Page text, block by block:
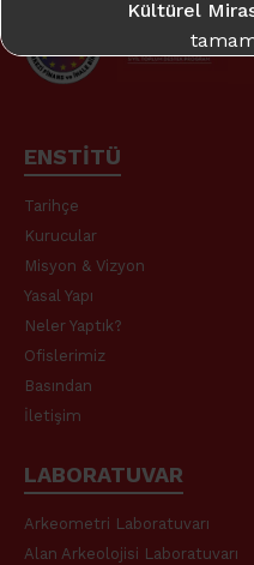
ENSTİTÜ
Tarihçe
Kurucular
Misyon & Vizyon
Yasal Yapı
Neler Yaptık?
Ofislerimiz
Basından
İletişim
LABORATUVAR
Arkeometri Laboratuvarı
Alan Arkeolojisi Laboratuvarı
Kültürel